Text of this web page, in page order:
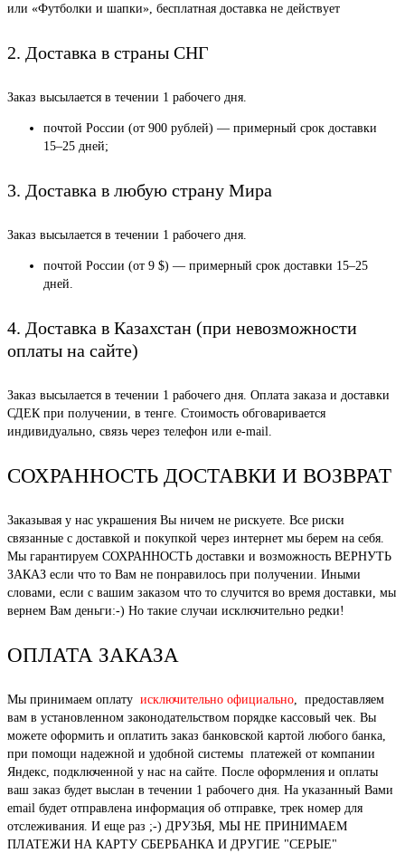
или «Футболки и шапки», бесплатная доставка не действует
2. Доставка в страны СНГ
Заказ высылается в течении 1 рабочего дня.
почтой России (от 900 рублей) — примерный срок доставки
15–25 дней;
3. Доставка в любую страну Мира
Заказ высылается в течении 1 рабочего дня.
почтой России (от 9 $) — примерный срок доставки 15–25
дней.
4. Доставка в Казахстан (при невозможности
оплаты на сайте)
Заказ высылается в течении 1 рабочего дня. Оплата заказа и доставки
СДЕК при получении, в тенге. Стоимость обговаривается
индивидуально, связь через телефон или e-mail.
СОХРАННОСТЬ ДОСТАВКИ И ВОЗВРАТ
Заказывая у нас украшения Вы ничем не рискуете. Все риски
связанные с доставкой и покупкой через интернет мы берем на себя.
Мы гарантируем СОХРАННОСТЬ доставки и возможность ВЕРНУТЬ
ЗАКАЗ если что то Вам не понравилось при получении. Иными
словами, если с вашим заказом что то случится во время доставки, мы
вернем Вам деньги:-) Но такие случаи исключительно редки!
ОПЛАТА ЗАКАЗА
Мы принимаем оплату исключительно официально, предоставляем
вам в установленном законодательством порядке кассовый чек. Вы
можете оформить и оплатить заказ банковской картой любого банка,
при помощи надежной и удобной системы платежей от компании
Яндекс, подключенной у нас на сайте. После оформления и оплаты
ваш заказ будет выслан в течении 1 рабочего дня. На указанный Вами
email будет отправлена информация об отправке, трек номер для
отслеживания. И еще раз ;-) ДРУЗЬЯ, МЫ НЕ ПРИНИМАЕМ
ПЛАТЕЖИ НА КАРТУ СБЕРБАНКА И ДРУГИЕ "СЕРЫЕ"